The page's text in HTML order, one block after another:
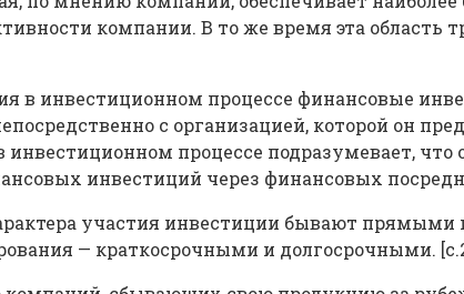
компании. В то же время эта область
в инвестиционном процессе финансовые
с организацией, которой он
инвестиционном процессе подразумевает,
инвестиций через финансовых
участия инвестиции бывают
— краткосрочными и долгосрочными.